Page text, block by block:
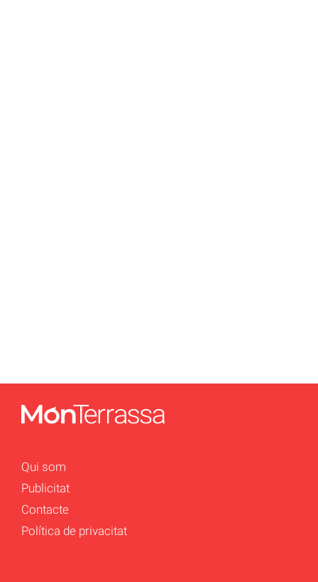
Qui som
Publicitat
Contacte
Política de privacitat